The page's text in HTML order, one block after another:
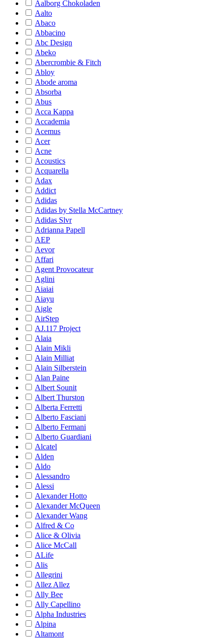
Aalborg Chokoladen
Aalto
Abaco
Abbacino
Abc Design
Abeko
Abercrombie & Fitch
Abloy
Abode aroma
Absorba
Abus
Acca Kappa
Accademia
Acemus
Acer
Acne
Acoustics
Acquarella
Adax
Addict
Adidas
Adidas by Stella McCartney
Adidas Slvr
Adrianna Papell
AEP
Aevor
Affari
Agent Provocateur
Aglini
Aiaiai
Aiayu
Aigle
AirStep
AJ.117 Project
Alaia
Alain Mikli
Alain Milliat
Alain Silberstein
Alan Paine
Albert Sounit
Albert Thurston
Alberta Ferretti
Alberto Fasciani
Alberto Fermani
Alberto Guardiani
Alcatel
Alden
Aldo
Alessandro
Alessi
Alexander Hotto
Alexander McQueen
Alexander Wang
Alfred & Co
Alice & Olivia
Alice McCall
ALife
Alis
Allegrini
Allez Allez
Ally Bee
Ally Capellino
Alpha Industries
Alpina
Altamont